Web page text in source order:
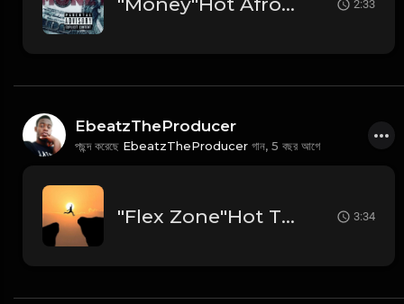
2:33
EbeatzTheProducer
পছন্দ করেছে EbeatzTheProducer গান, 5 বছর আগে
"Flex Zone"Hot Trap Soul Type Beat 3:34